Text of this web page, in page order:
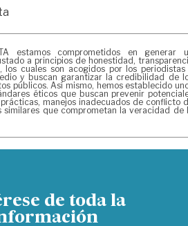
estamos comprometidos en generar
a principios de honestidad,
los cuales son acogidos por los periodistas
y buscan garantizar la credibilidad de
públicos. Así mismo, hemos establecido
éticos que buscan prevenir
manejos inadecuados de conflicto
similares que comprometan la veracidad de
de toda la